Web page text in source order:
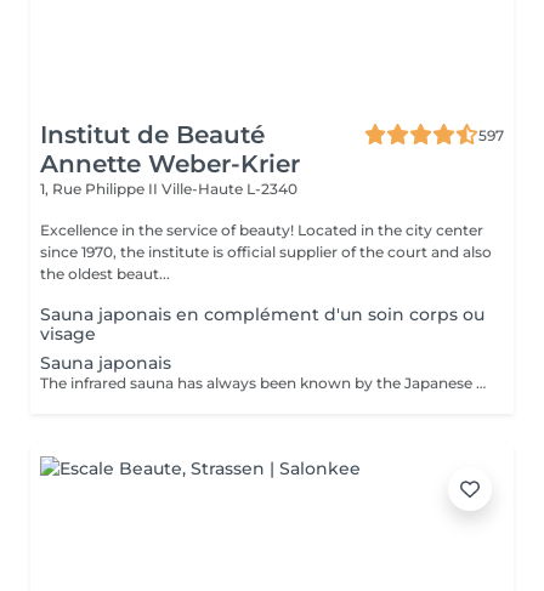
Institut de Beauté
Annette Weber-Krier
597
1, Rue Philippe II Ville-Haute L-2340
Excellence in the service of beauty! Located in the city center
since 1970, the institute is official supplier of the court and also
the oldest beaut...
Sauna japonais en complément d'un soin corps ou
visage
Sauna japonais
The infrared sauna has always been known by the Japanese for its soothing and detoxifying properties. Equipped with a carbon technology, the Sauna Dôme is made up of a mattress and 2 domes which emit long infrared rays. The stones integrated minerals increase the benefits of infrared (+300 stones). Detox Slimming: Loss of up to 600 calories/session - Intense sweating - Improvement in skin quality - Loss of -4.4cm** of stomach circumference on average -18% abdominal fat** after 20 sessions Relaxation/stress/sleep -7.2% of cortisol* in the blood (stress hormone) -Reduction of -20.7%* in perceived stress -Muscle relaxation and recovery after exercise: -30.7%* of aches DETOX: Purification of the skin and the body - Elimination of toxins and heavy metals: -10.5%* lead in the body BROWN TOURMALINE stone: Strengthening the body - Negative ions - Heavy metal detox - Vitality JADE stone: Relaxing and purifying effects - Purification - Relaxation - Cellular balance Black Germanium Stone: Cellular regenerator - Detox - Soothes - Strengthens the immune system